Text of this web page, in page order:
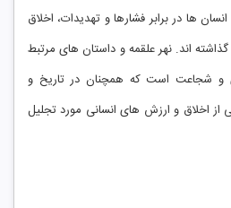
‌ها در برابر فشارها و تهدیدات، اخلاق
‌اند. نهر علقمه و داستان‌ های مرتبط
و شجاعت است که همچنان در تاریخ و
از اخلاق و ارزش ‌های انسانی مورد تجلیل